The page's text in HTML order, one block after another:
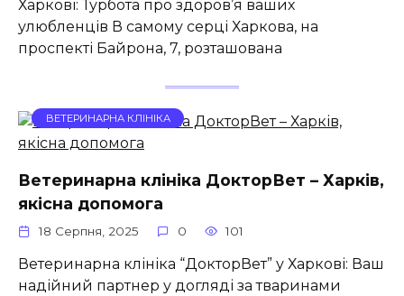
Харкові: Турбота про здоров’я ваших
улюбленців В самому серці Харкова, на
проспекті Байрона, 7, розташована
ВЕТЕРИНАРНА КЛІНІКА
Ветеринарна клініка ДокторВет – Харків,
якісна допомога
18 Серпня, 2025 0 101
Ветеринарна клініка “ДокторВет” у Харкові: Ваш
надійний партнер у догляді за тваринами